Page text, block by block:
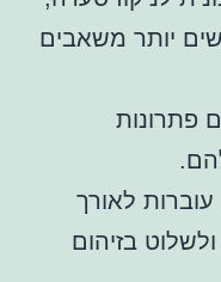
יותר משאבים
פתרונות
לאורך
בזיהום